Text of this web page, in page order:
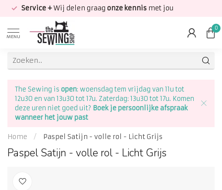
Service +Wij delen graag onze kennis met jou
MENU
0
The Sewing is open: woensdag tem vrijdag van 11u tot
12u30 en van 13u30 tot 17u. Zaterdag: 13u30 tot 17u. Komen
deze uren niet goed uit? Boek je persoonlijke afspraak
wanneer het jouw past
Home / Paspel Satijn - volle rol - Licht Grijs
Paspel Satijn - volle rol - Licht Grijs